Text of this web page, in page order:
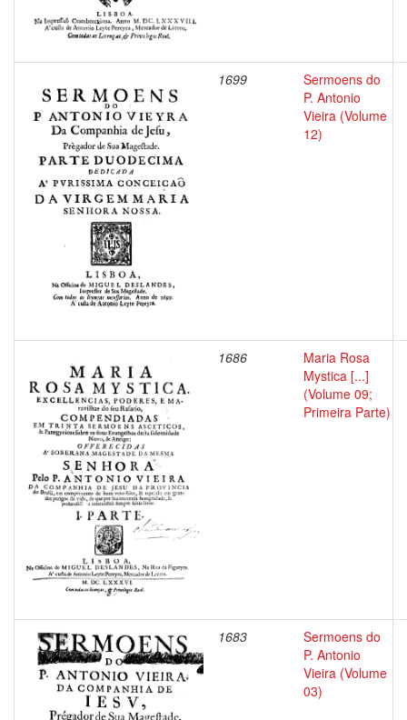
1699
Sermoens do
P. Antonio
Vieira (Volume
12)
1686
Maria Rosa
Mystica [...]
(Volume 09;
Primeira Parte)
1683
Sermoens do
P. Antonio
Vieira (Volume
03)